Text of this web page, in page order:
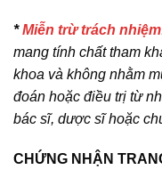
*Miễn trừ trách nhiệm
mang tính chất tham
khoa và không nhằm
đoán hoặc điều trị từ
bác sĩ, dược sĩ hoặc
CHỨNG NHẬN